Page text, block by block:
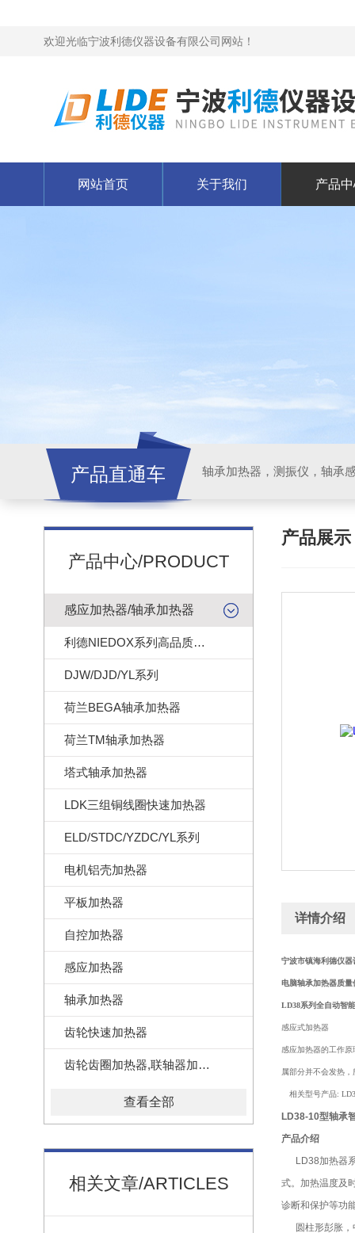
欢迎光临宁波利德仪器设备有限公司网站！
网站首页 关于我们 产品
产品直通车 轴承加热器，测振仪，轴承
产品中心/PRODUCT
感应加热器/轴承加热器
利德NIEDOX系列高品质轴承加热器
DJW/DJD/YL系列
荷兰BEGA轴承加热器
荷兰TM轴承加热器
塔式轴承加热器
LDK三组铜线圈快速加热器
ELD/STDC/YZDC/YL系列
电机铝壳加热器
平板加热器
自控加热器
感应加热器
轴承加热器
齿轮快速加热器
齿轮齿圈加热器,联轴器加热器
查看全部
相关文章/ARTICLES
产品展示
详情介绍
宁波市镇海利德仪
电脑轴承加热器质量
LD38系列全自动智
感应式加热器
感应加热器的工作
属部分并不会发热
相关型号产品:
LD38-10型轴承
产品介绍
LD38加热器系
式。加热温度及
诊断和保护等功
圆柱形彭胀，